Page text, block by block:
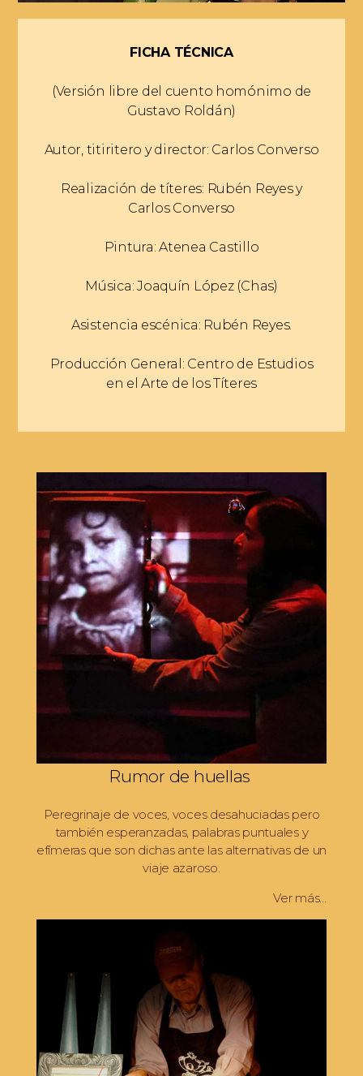
FICHA TÉCNICA
(Versión libre del cuento homónimo de
Gustavo Roldán)
Autor, titiritero y director: Carlos Converso
Realización de títeres: Rubén Reyes y
Carlos Converso
Pintura: Atenea Castillo
Música: Joaquín López (Chas)
Asistencia escénica: Rubén Reyes.
Producción General: Centro de Estudios
en el Arte de los Títeres
Rumor de huellas
Peregrinaje de voces, voces desahuciadas pero
también esperanzadas, palabras puntuales y
efímeras que son dichas ante las alternativas de un
viaje azaroso.
Ver más…